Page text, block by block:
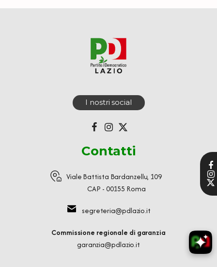
I nostri social
Contatti
Viale Battista Bardanzellu, 109
CAP - 00155 Roma
segreteria@pdlazio.it
Commissione regionale di garanzia
garanzia@pdlazio.it